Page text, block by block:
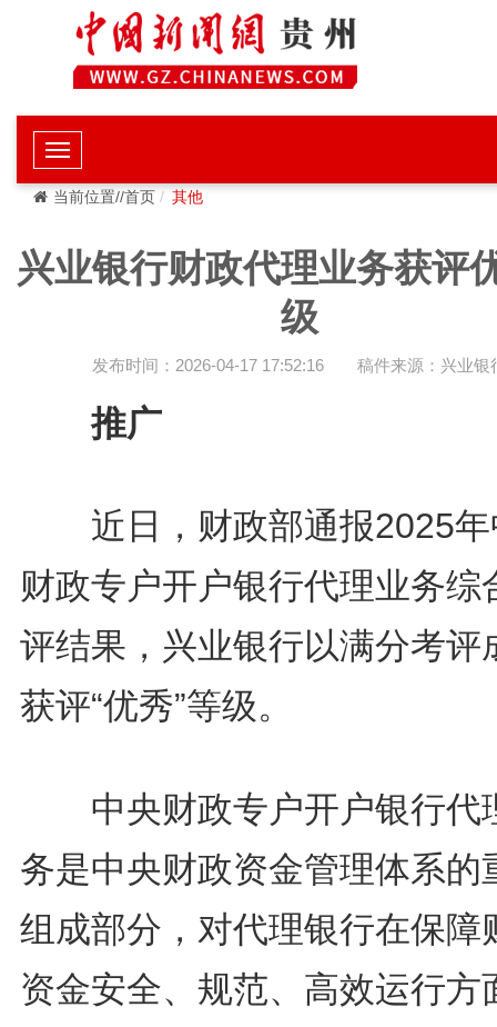
当前位置//首页 其他
兴业银行财政代理业务获评
级
发布时间：2026-04-17 17:52:16 稿件来源：兴业银
推广
近日，财政部通报2025年
财政专户开户银行代理业务综
评结果，兴业银行以满分考评
获评“优秀”等级。
中央财政专户开户银行代
务是中央财政资金管理体系的
组成部分，对代理银行在保障
资金安全、规范、高效运行方